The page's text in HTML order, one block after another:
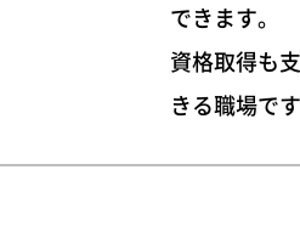
できます。
資格取得も
きる職場です